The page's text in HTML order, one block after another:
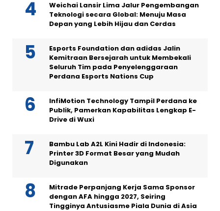
Weichai Lansir Lima Jalur Pengembangan
Teknologi secara Global: Menuju Masa
Depan yang Lebih Hijau dan Cerdas
Esports Foundation dan adidas Jalin
Kemitraan Bersejarah untuk Membekali
Seluruh Tim pada Penyelenggaraan
Perdana Esports Nations Cup
InfiMotion Technology Tampil Perdana ke
Publik, Pamerkan Kapabilitas Lengkap E-
Drive di Wuxi
Bambu Lab A2L Kini Hadir di Indonesia:
Printer 3D Format Besar yang Mudah
Digunakan
Mitrade Perpanjang Kerja Sama Sponsor
dengan AFA hingga 2027, Seiring
Tingginya Antusiasme Piala Dunia di Asia